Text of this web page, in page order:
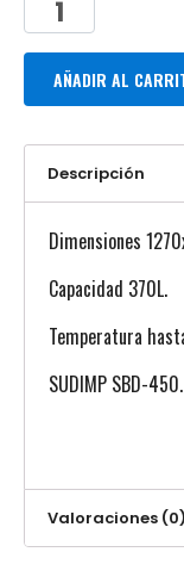
AÑADIR AL
Descripción
Dimensiones
Capacidad 370L.
Temperatura
SUDIMP SBD-450.
Valoraciones (0)